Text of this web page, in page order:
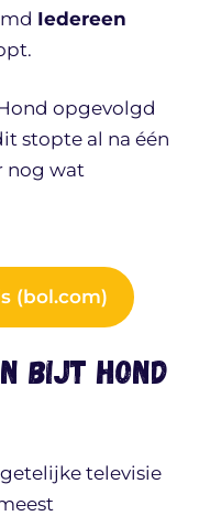
Iedereen
opgevolgd
stopte al na één
nog wat
(bol.com)
Bijt Hond
televisie